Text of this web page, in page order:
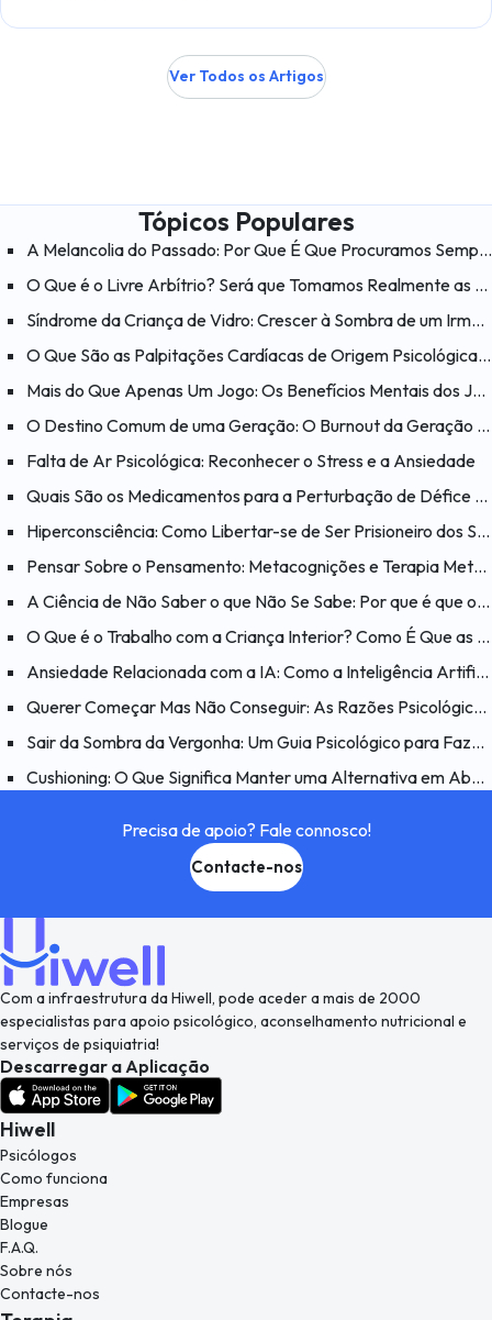
Ver Todos os Artigos
Tópicos Populares
A Melancolia do Passado: Por Que É Que Procuramos Sempre a Felicidade nos «Velhos Tempos»?
O Que é o Livre Arbítrio? Será que Tomamos Realmente as Nossas Próprias Decisões?
Síndrome da Criança de Vidro: Crescer à Sombra de um Irmão com Necessidades Especiais
O Que São as Palpitações Cardíacas de Origem Psicológica? O Que Ajuda a Aliviar as Palpitações Cardíacas?
Mais do Que Apenas Um Jogo: Os Benefícios Mentais dos Jogos
O Destino Comum de uma Geração: O Burnout da Geração Millennial
Falta de Ar Psicológica: Reconhecer o Stress e a Ansiedade
Quais São os Medicamentos para a Perturbação de Défice de Atenção e Hiperatividade (PHDA)?
Hiperconsciência: Como Libertar-se de Ser Prisioneiro dos Seus Próprios Pensamentos?
Pensar Sobre o Pensamento: Metacognições e Terapia Metacognitiva
A Ciência de Não Saber o que Não Se Sabe: Por que é que o Efeito Dunning-Kruger é Enganador?
O Que é o Trabalho com a Criança Interior? Como É Que as Feridas do Passado Afetam o Presente?
Ansiedade Relacionada com a IA: Como a Inteligência Artificial Afeta a Psicologia Humana?
Querer Começar Mas Não Conseguir: As Razões Psicológicas por Detrás do Problema “Quero Fazer Mas Não Consigo”
Sair da Sombra da Vergonha: Um Guia Psicológico para Fazer as Pazes consigo Mesmo
Cushioning: O Que Significa Manter uma Alternativa em Aberto num Relacionamento e Porquê?
Precisa de apoio? Fale connosco!
Contacte-nos
Com a infraestrutura da Hiwell, pode aceder a mais de 2000
especialistas para apoio psicológico, aconselhamento nutricional e
serviços de psiquiatria!
Descarregar a Aplicação
Hiwell
Psicólogos
Como funciona
Empresas
Blogue
F.A.Q.
Sobre nós
Contacte-nos